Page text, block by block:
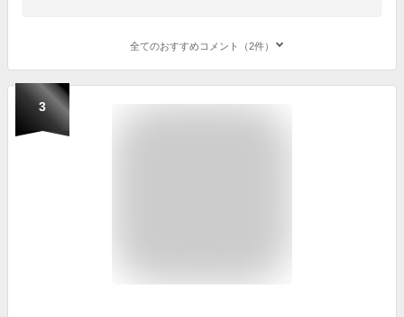
全てのおすすめコメント（2件）
3